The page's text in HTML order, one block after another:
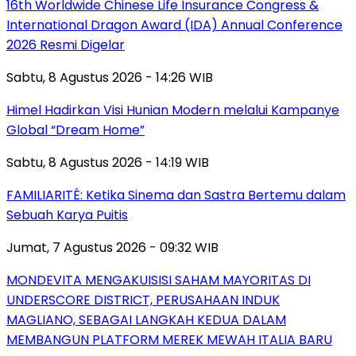
16th Worldwide Chinese Life Insurance Congress &
International Dragon Award (IDA) Annual Conference
2026 Resmi Digelar
Sabtu, 8 Agustus 2026 - 14:26 WIB
Himel Hadirkan Visi Hunian Modern melalui Kampanye
Global “Dream Home”
Sabtu, 8 Agustus 2026 - 14:19 WIB
FAMILIARITÉ: Ketika Sinema dan Sastra Bertemu dalam
Sebuah Karya Puitis
Jumat, 7 Agustus 2026 - 09:32 WIB
MONDEVITA MENGAKUISISI SAHAM MAYORITAS DI
UNDERSCORE DISTRICT, PERUSAHAAN INDUK
MAGLIANO, SEBAGAI LANGKAH KEDUA DALAM
MEMBANGUN PLATFORM MEREK MEWAH ITALIA BARU